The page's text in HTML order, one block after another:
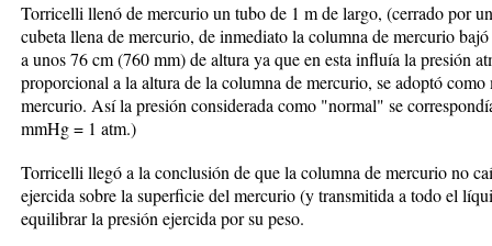
Torricelli llenó de mercurio un tubo de 1 m de largo, (cerrado por
cubeta llena de mercurio, de inmediato la columna de mercurio
a unos 76 cm (760 mm) de altura ya que en esta influía la presión
proporcional a la altura de la columna de mercurio, se adoptó
mercurio. Así la presión considerada como "normal" se
mmHg = 1 atm.)
Torricelli llegó a la conclusión de que la columna de mercurio no
ejercida sobre la superficie del mercurio (y transmitida a todo el
equilibrar la presión ejercida por su peso.